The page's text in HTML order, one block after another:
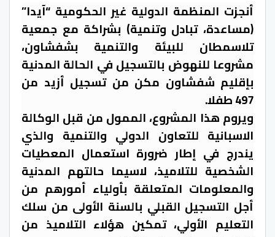
أنجزت المنظمة الدولية غير الحكومية “آيدا”
(مساعدة، تبادل وتنمية) بشراكة مع جمعية
تلاسمطان للبيئة والتنمية بشفشاون،
مشروعا للنهوض بالتسجيل في الحالة المدنية
بإقليم شفشاون مكن من تسجيل أزيد من
497 طفلا.
ويروم هذا المشروع، الممول من قبل الوكالة
الاسبانية للتعاون الدولي والتنمية والذي
يندرج في إطار ضرورة استعمال المعطيات
الشخصية للتلاميذ، لاسيما حالتهم المدنية
والمعلومات المتعلقة بأولياء أمورهم من
أجل التسجيل القبلي بالسنة الأولى من سلك
التعليم الأولي، تمكين هؤلاء التلاميذ من